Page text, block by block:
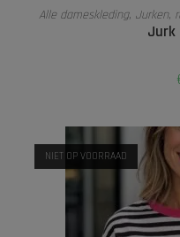
Alle dameskleding, Jurken,
Jurk
NIET OP VOORRAAD